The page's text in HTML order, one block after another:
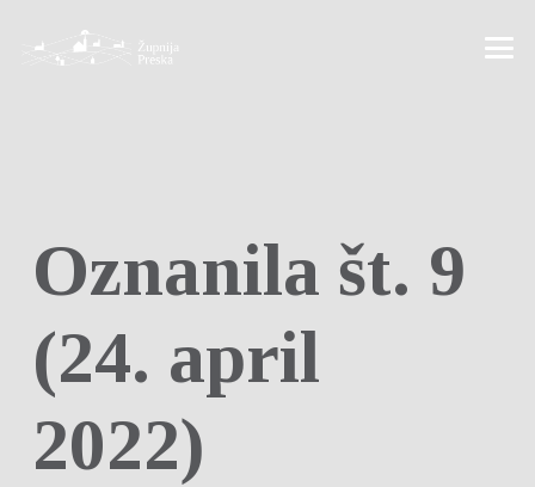
Oznanila št. 9
(24. april
2022)